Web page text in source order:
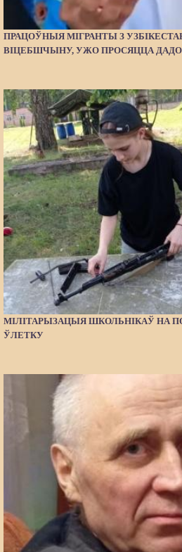
ПРАЦОЎНЫЯ МІГРАНТЫ З
ВІЦЕБШЧЫНУ, УЖО ПРОСЯЦЦА
МІЛІТАРЫЗАЦЫЯ ШКОЛЬНІКАЎ НА
ЎЛЕТКУ